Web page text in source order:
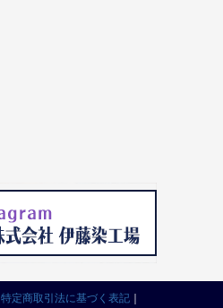
特定商取引法に基づく表記 ｜